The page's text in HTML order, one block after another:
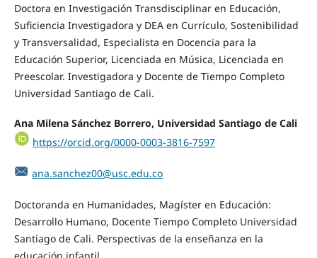
Doctora en Investigación Transdisciplinar en Educación,
Suficiencia Investigadora y DEA en Currículo, Sostenibilidad
y Transversalidad, Especialista en Docencia para la
Educación Superior, Licenciada en Música, Licenciada en
Preescolar. Investigadora y Docente de Tiempo Completo
Universidad Santiago de Cali.
Ana Milena Sánchez Borrero, Universidad Santiago de Cali
https://orcid.org/0000-0003-3816-7597
ana.sanchez00@usc.edu.co
Doctoranda en Humanidades, Magíster en Educación:
Desarrollo Humano, Docente Tiempo Completo Universidad
Santiago de Cali. Perspectivas de la enseñanza en la